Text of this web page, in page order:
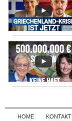
HOME KONTAKT